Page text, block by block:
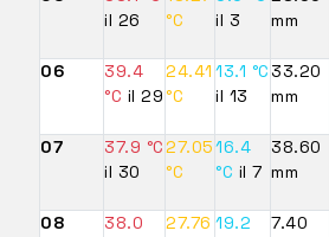
il 26
°C
il 3
mm
06
39.4
°C il 29
24.41
°C
13.1 °C
il 13
33.20
mm
07
37.9 °C
il 30
27.05
°C
16.4
°C il 7
38.60
mm
08
38.0
27.76 19.2
7.40